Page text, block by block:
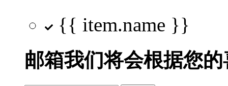
{{ item.name }}
邮箱我们将会根据您